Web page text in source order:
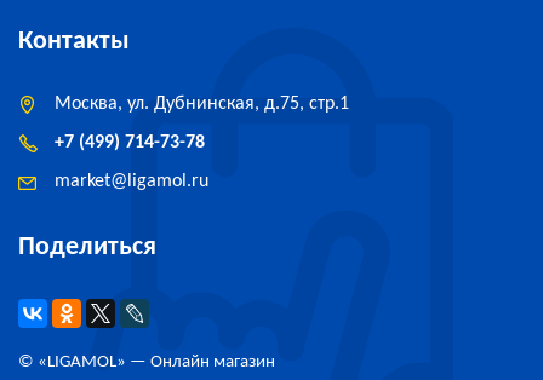
Поделиться
Контакты
Москва, ул. Дубнинская, д.75, стр.1
+7 (499) 714-73-78
market@ ligamol.ru
© «LIGAMOL» — Онлайн магазин